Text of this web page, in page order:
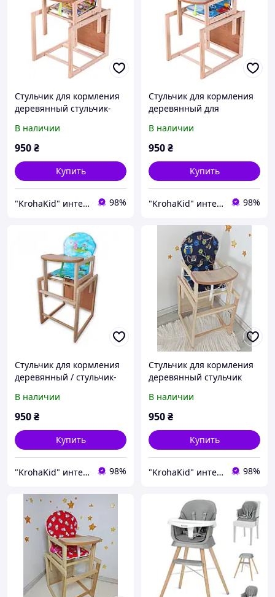
Стульчик для кормления
деревянный стульчик-
Зайчик - розовый волк
В наличии
950₴
Купить
"KrohaKid" интернет-магазин детских товаров и игрушек 98%
Стульчик для кормления
деревянный для
трансформер Наталка
Зайчик - (Тачки)
В наличии
950₴
Купить
"KrohaKid" интернет-магазин детских товаров и игрушек 98%
Стульчик для кормления
деревянный / стульчик-
Зайчик
В наличии
950₴
Купить
"KrohaKid" интернет-магазин детских товаров и игрушек 98%
Стульчик для кормления
деревянный стульчик
В наличии
950₴
Купить
"KrohaKid" интернет-магазин детских товаров и игрушек 98%